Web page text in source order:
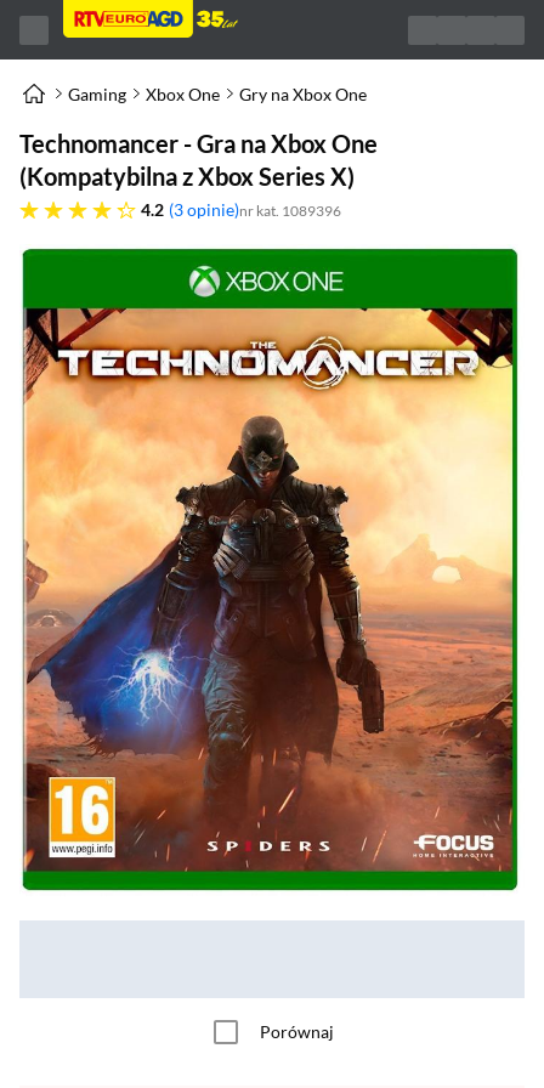
Gaming Xbox One Gry na Xbox One
Technomancer - Gra na Xbox One
(Kompatybilna z Xbox Series X)
4.2
4.2 gwiazdek 3 opinie nr kat. 1089396
Porównaj